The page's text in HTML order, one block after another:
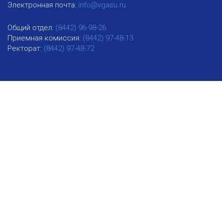
Электронная почта: info@vgasu.ru
Общий отдел: (8442) 96-98-26
Приемная комиссия: (8442) 97-48-13
Ректорат: (8442) 97-48-72